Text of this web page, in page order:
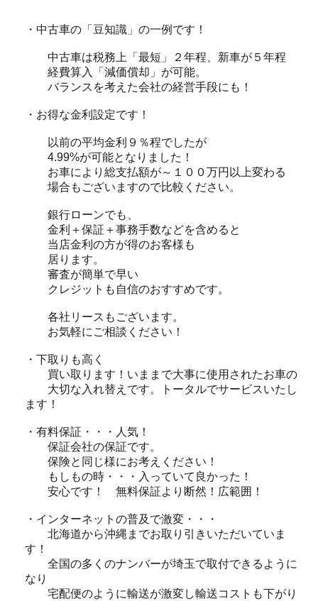
・中古車の「豆知識」の一例です！
中古車は税務上「最短」２年程、新車が５年程
経費算入「減価償却」が可能。
バランスを考えた会社の経営手段にも！
・お得な金利設定です！
以前の平均金利９％程でしたが
4.99%が可能となりました！
お車により総支払額が～１００万円以上変わる
場合もございますので比較ください。
銀行ローンでも、
金利＋保証＋事務手数などを含めると
当店金利の方が得のお客様も
居ります。
審査が簡単で早い
クレジットも自信のおすすめです。
各社リースもございます。
お気軽にご相談ください！
・下取りも高く
買い取ります！いままで大事に使用されたお車の
大切な入れ替えです。トータルでサービスいたし
ます！
・有料保証・・・人気！
保証会社の保証です。
保険と同じ様にお考えください！
もしもの時・・・入っていて良かった！
安心です！ 無料保証より断然！広範囲！
・インターネットの普及で激変・・・
北海道から沖縄までお取り引きいただいていま
す！
全国の多くのナンバーが埼玉で取付できるように
なり
宅配便のように輸送が激変し輸送コストも下がり